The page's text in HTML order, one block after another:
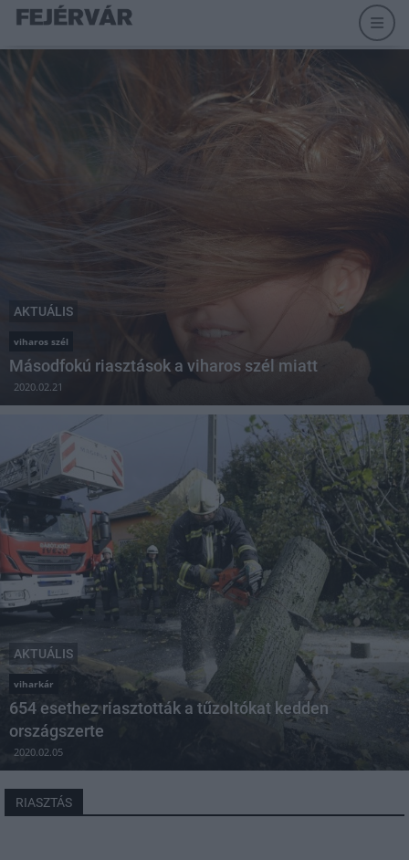
AKTUÁLIS
viharos szél
Másodfokú riasztások a viharos szél miatt
2020.02.21
AKTUÁLIS
viharkár
654 esethez riasztották a tűzoltókat kedden
országszerte
2020.02.05
RIASZTÁS